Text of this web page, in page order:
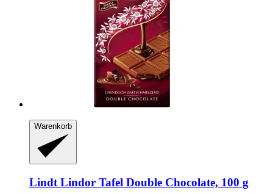
Warenkorb
Lindt Lindor Tafel Double Chocolate, 100 g